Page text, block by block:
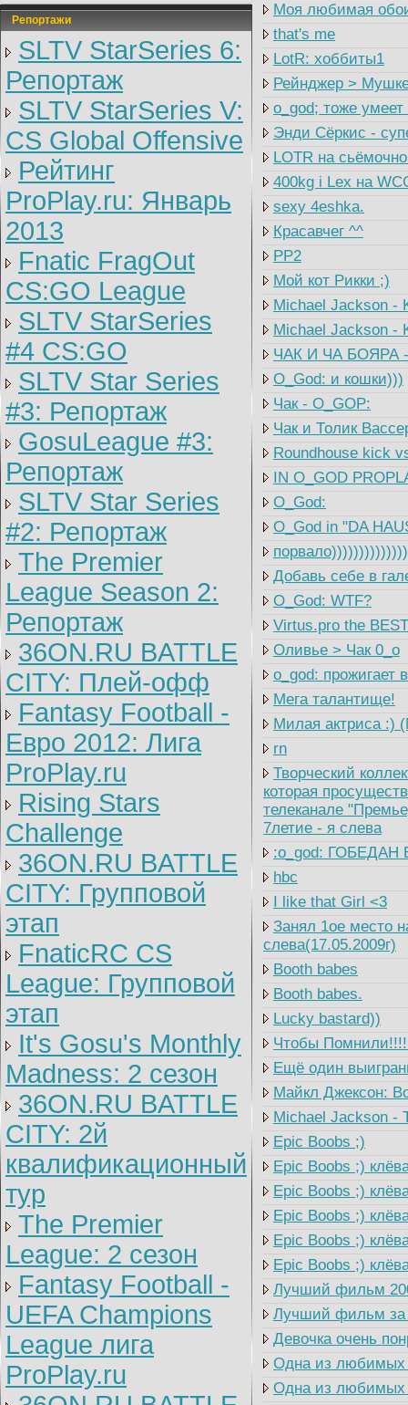
Репортажи
SLTV StarSeries 6:
Репортаж
SLTV StarSeries V:
CS Global Offensive
Рейтинг
ProPlay.ru: Январь
2013
Fnatic FragOut
CS:GO League
SLTV StarSeries
#4 CS:GO
SLTV Star Series
#3: Репортаж
GosuLeague #3:
Репортаж
SLTV Star Series
#2: Репортаж
The Premier
League Season 2:
Репортаж
36ON.RU BATTLE
CITY: Плей-офф
Fantasy Football -
Евро 2012: Лига
ProPlay.ru
Rising Stars
Challenge
36ON.RU BATTLE
CITY: Групповой
этап
FnaticRC CS
League: Групповой
этап
It's Gosu's Monthly
Madness: 2 сезон
36ON.RU BATTLE
CITY: 2й
квалификационный
тур
The Premier
League: 2 cезон
Fantasy Football -
UEFA Champions
League лига
ProPlay.ru
Моя любимая
that's me
LotR: хоббиты1
Рейнджер >
о_god; тоже
Энди Сёркис -
LOTR на
400kg i Lex на
sexy 4eshka.
Красавчег ^^
PP2
Мой кот Рикки ;)
Michael Jackson -
Michael Jackson -
ЧАК И ЧА БОЯРА -
O_God: и кошки)))
Чак - O_GOP:
Чак и Толик
Roundhouse kick
IN O_GOD
O_God:
O_God in "DA
Добавь себе в
O_God: WTF?
Virtus.pro the
Оливье > Чак 0_o
o_god: прожигает
Мега талантище!
Милая актриса :)
rn
Творческий
которая
телеканале
7летие - я слева
:o_god: ГОБЕДАН
hbc
I like that Girl <3
Занял 1ое место
слева(17.05.2009г)
Booth babes
Booth babes.
Lucky bastard))
Чтобы Помнили!!!!
Ещё один
Майкл Джексон:
Michael Jackson -
Epic Boobs ;)
Epic Boobs ;)
Epic Boobs ;)
Epic Boobs ;)
Epic Boobs ;)
Epic Boobs ;)
Лучший фильм
Лучший фильм за
Девочка очень
Одна из любимых
Одна из любимых